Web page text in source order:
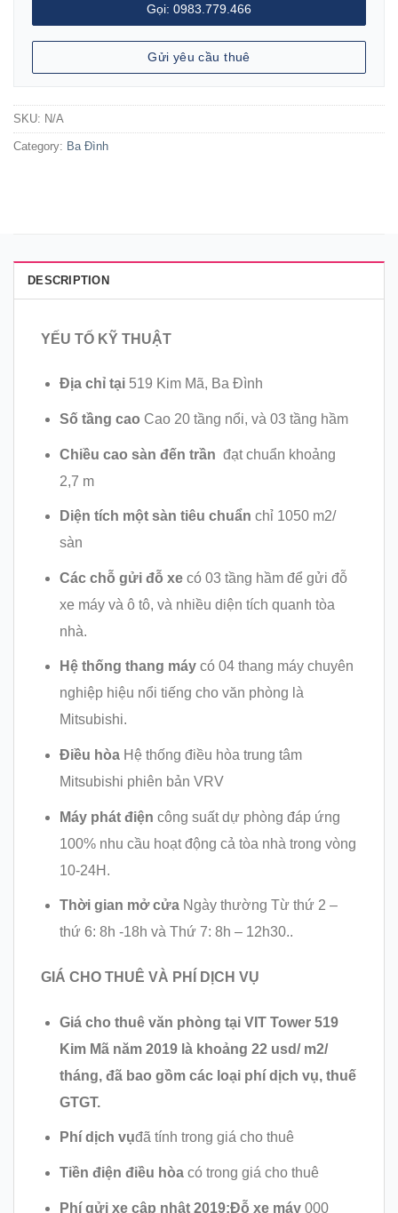
Gọi: 0983.779.466
Gửi yêu cầu thuê
SKU: N/A
Category: Ba Đình
DESCRIPTION
YẾU TỐ KỸ THUẬT
Địa chỉ tại 519 Kim Mã, Ba Đình
Số tầng cao Cao 20 tầng nổi, và 03 tầng hầm
Chiều cao sàn đến trần đạt chuẩn khoảng
2,7 m
Diện tích một sàn tiêu chuẩn chỉ 1050 m2/
sàn
Các chỗ gửi đỗ xe có 03 tầng hầm để gửi đỗ
xe máy và ô tô, và nhiều diện tích quanh tòa
nhà.
Hệ thống thang máy có 04 thang máy chuyên
nghiệp hiệu nổi tiếng cho văn phòng là
Mitsubishi.
Điều hòa Hệ thống điều hòa trung tâm
Mitsubishi phiên bản VRV
Máy phát điện công suất dự phòng đáp ứng
100% nhu cầu hoạt động cả tòa nhà trong vòng
10-24H.
Thời gian mở cửa Ngày thường Từ thứ 2 –
thứ 6: 8h -18h và Thứ 7: 8h – 12h30..
GIÁ CHO THUÊ VÀ PHÍ DỊCH VỤ
Giá cho thuê văn phòng tại VIT Tower 519
Kim Mã năm 2019 là khoảng 22 usd/ m2/
tháng, đã bao gồm các loại phí dịch vụ, thuế
GTGT.
Phí dịch vụđã tính trong giá cho thuê
Tiền điện điều hòa có trong giá cho thuê
Phí gửi xe cập nhật 2019:Đỗ xe máy 000